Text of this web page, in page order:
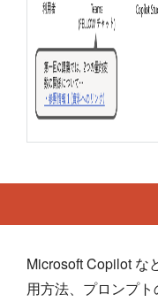
Microsoft Copilot な
用方法、プロンプ